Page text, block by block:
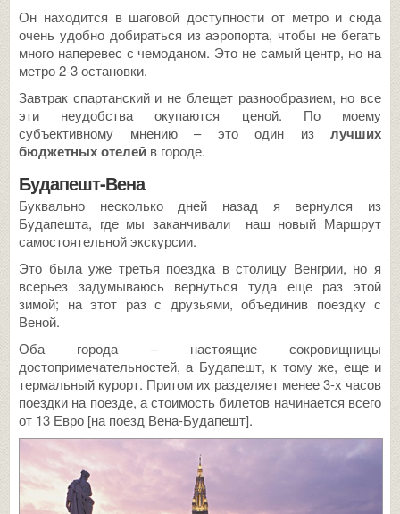
Он находится в шаговой доступности от метро и сюда
очень удобно добираться из аэропорта, чтобы не бегать
много наперевес с чемоданом. Это не самый центр, но на
метро 2-3 остановки.
Завтрак спартанский и не блещет разнообразием, но все
эти неудобства окупаются ценой. По моему
субъективному мнению – это один из лучших
бюджетных отелей в городе.
Будапешт-Вена
Буквально несколько дней назад я вернулся из
Будапешта, где мы заканчивали наш новый Маршрут
самостоятельной экскурсии.
Это была уже третья поездка в столицу Венгрии, но я
всерьез задумываюсь вернуться туда еще раз этой
зимой; на этот раз с друзьями, объединив поездку с
Веной.
Оба города – настоящие сокровищницы
достопримечательностей, а Будапешт, к тому же, еще и
термальный курорт. Притом их разделяет менее 3-х часов
поездки на поезде, а стоимость билетов начинается всего
от 13 Евро [на поезд Вена-Будапешт].